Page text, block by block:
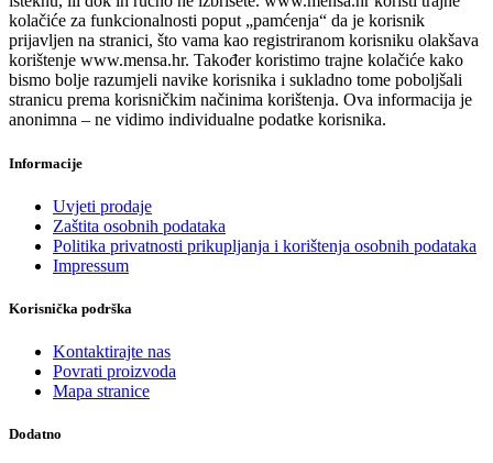
kolačiće za funkcionalnosti poput „pamćenja“ da je korisnik
prijavljen na stranici, što vama kao registriranom korisniku olakšava
korištenje www.mensa.hr. Također koristimo trajne kolačiće kako
bismo bolje razumjeli navike korisnika i sukladno tome poboljšali
stranicu prema korisničkim načinima korištenja. Ova informacija je
anonimna – ne vidimo individualne podatke korisnika.
Informacije
Uvjeti prodaje
Zaštita osobnih podataka
Politika privatnosti prikupljanja i korištenja osobnih podataka
Impressum
Korisnička podrška
Kontaktirajte nas
Povrati proizvoda
Mapa stranice
Dodatno